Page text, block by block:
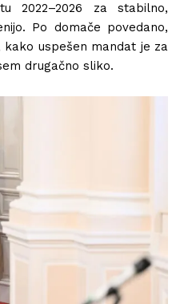
2022–2026 za stabilno,
Po domače povedano,
uspešen mandat je za
drugačno sliko.